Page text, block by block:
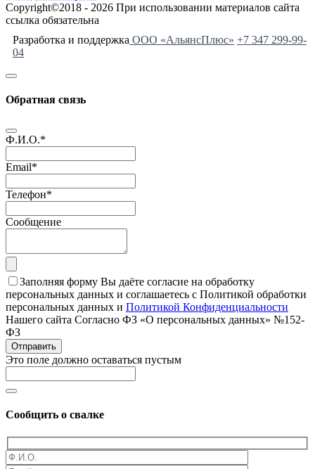
Copyright©2018 - 2026 При использовании материалов сайта
ссылка обязательна
Разработка и поддержка ООО «АльянсПлюс» +7 347 299-99-
04
Обратная связь
Ф.И.О.*
Email*
Телефон*
Сообщение
Заполняя форму Вы даёте согласие на обработку
персональных данных и соглашаетесь с Политикой обработки
персональных данных и Политикой Конфиденциальности
Нашего сайта Согласно ФЗ «О персональных данных» №152-
ФЗ
Отправить
Это поле должно оставаться пустым
Сообщить о свалке